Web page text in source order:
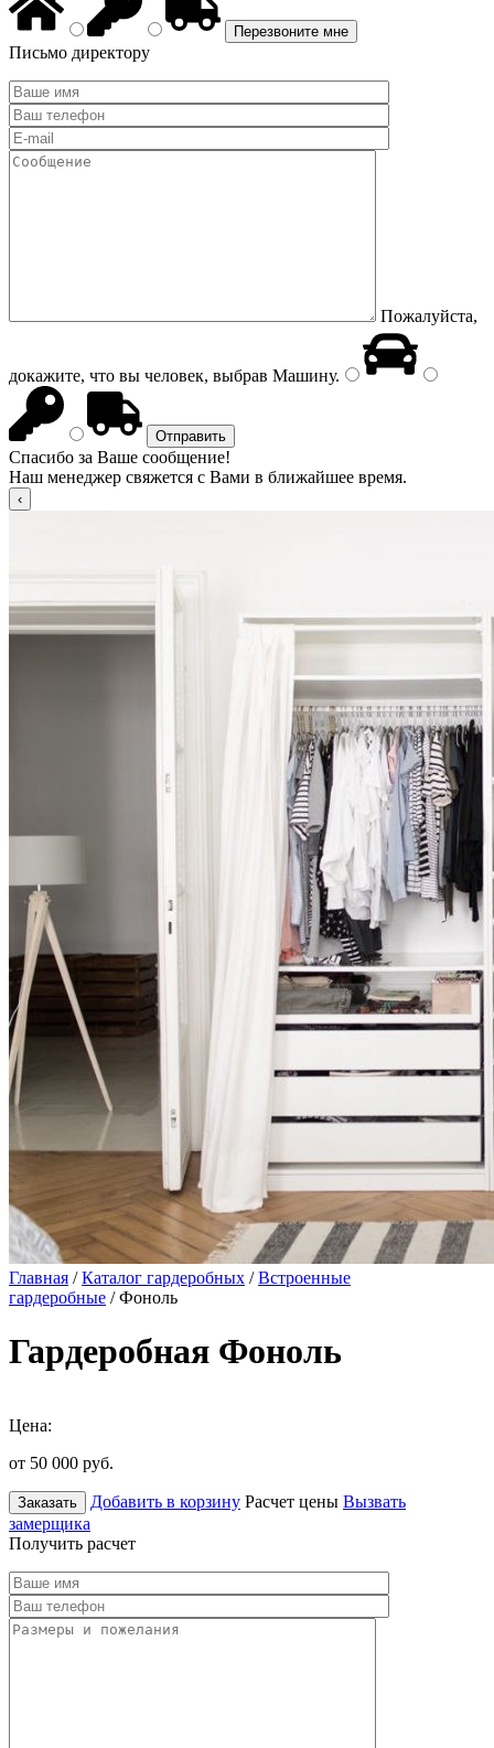
Письмо директору
Пожалуйста,
докажите, что вы человек, выбрав Машину.
Спасибо за Ваше сообщение!
Наш менеджер свяжется с Вами в ближайшее время.
Главная /Каталог гардеробных /Встроенные
гардеробные / Фоноль
Гардеробная Фоноль
Цена:
от 50 000 руб.
Заказать Добавить в корзину Расчет цены Вызвать
замерщика
Получить расчет